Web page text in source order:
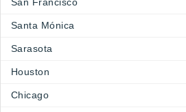
Santa Mónica
Sarasota
Houston
Chicago